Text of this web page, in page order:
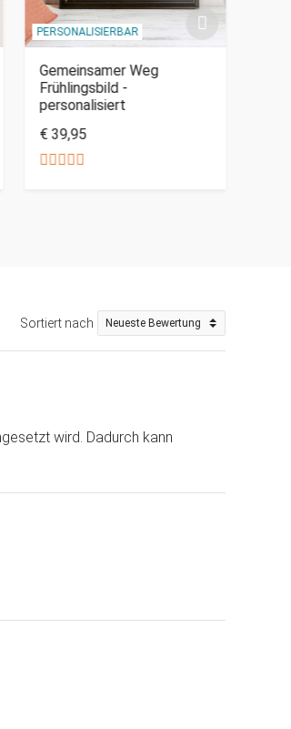
PERSONALISIERBAR
Gemeinsamer Weg
Frühlingsbild -
personalisiert
€ 39,95
Sortiert nach
wird. Dadurch kann